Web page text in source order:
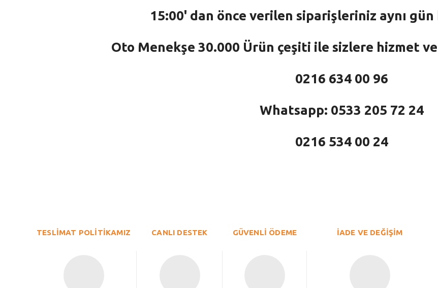
15:00' dan önce verilen siparişleriniz aynı
Oto Menekşe 30.000 Ürün çeşiti ile sizlere hizmet
0216 634 00 96
Whatsapp: 0533 205 72 24
0216 534 00 24
Ürün açıklamasında eksik bilgiler bulunuyor.
TESLİMAT POLİTİKAMIZ CANLI DESTEK GÜVENLİ ÖDEME İADE VE DEĞİŞİM